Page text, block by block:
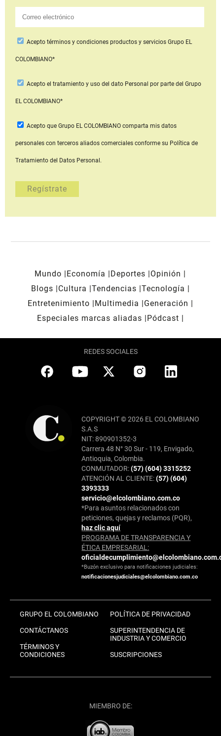
Aceptotérminos y condiciones productos y serviciosGrupo EL
COLOMBIANO*
Acepto el tratamiento y uso del dato Personal por parte del Grupo
EL COLOMBIANO*
Acepto que Grupo EL COLOMBIANOcomparta mis datos
personales con terceros aliados comerciales conforme su Política de
Tratamiento del Datos Personal.
Mundo Economía Deportes
Opinión
Blogs
Cultura Tendencias Tecnología
Entretenimiento
Multimedia
Generación
Especiales marcas aliadas
Pódcast
REDES SOCIALES
COPYRIGHT © 2026 EL COLOMBIANO
S.A.S
NIT: 890901352-3
Carrera 48 N° 30 Sur - 119, Envigado,
Antioquia, Colombia.
CONMUTADOR:(57) (604) 3315252
ATENCIÓN AL CLIENTE:(57) (604)
3393333
servicio@elcolombiano.com.co
*Para asuntos relacionados con
peticiones, quejas y reclamos (PQR),
haz clic aquí
PROGRAMA DE TRANSPARENCIA Y
ÉTICA EMPRESARIAL:
*Buzón exclusivo para notificaciones judiciales:
notificacionesjudiciales@elcolombiano.com.co
GRUPO EL COLOMBIANO
CONTÁCTANOS
TÉRMINOS Y
CONDICIONES
POLÍTICA DE PRIVACIDAD
SUPERINTENDENCIA DE
INDUSTRIA Y COMERCIO
SUSCRIPCIONES
MIEMBRO DE: